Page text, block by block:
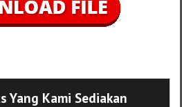
Yang Kami Sediakan